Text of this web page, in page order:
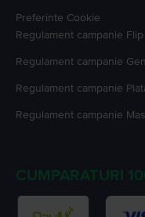
Preferinte Cookie
Regulament campanie
Regulament campanie
Regulament campanie
Regulament campanie
CUMPARATURI